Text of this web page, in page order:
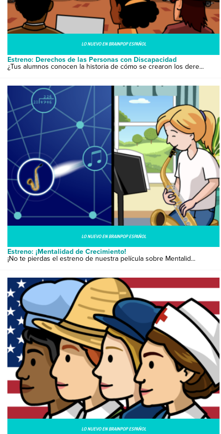
LO NUEVO EN BRAINPOP ESPAÑOL
Estreno: Derechos de las Personas con Discapacidad
¿Tus alumnos conocen la historia de cómo se crearon los dere...
LO NUEVO EN BRAINPOP ESPAÑOL
Estreno: ¡Mentalidad de Crecimiento!
¡No te pierdas el estreno de nuestra película sobre Mentalid...
LO NUEVO EN BRAINPOP ESPAÑOL